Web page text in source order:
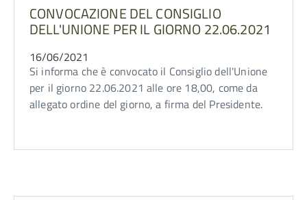
CONVOCAZIONE DEL CONSIGLIO
DELL'UNIONE PER IL GIORNO 22.06.2021
16/06/2021
Si informa che è convocato il Consiglio dell'Unione
per il giorno 22.06.2021 alle ore 18,00, come da
allegato ordine del giorno, a firma del Presidente.